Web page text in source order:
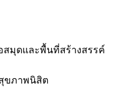
สมุดและพื้นที่สร้างสรรค์
ขภาพนิสิต